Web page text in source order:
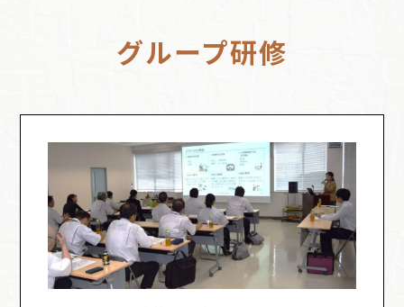
グループ研修